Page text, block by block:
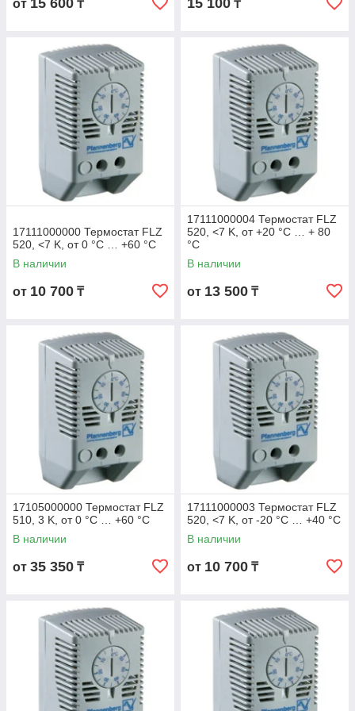
от 15 600 ₸ 15 100 ₸
17111000000 Термостат FLZ
520, <7 K, от 0 °C … +60 °C
В наличии
от 10 700 ₸
17111000004 Термостат FLZ
520, <7 K, от +20 °C … + 80
°C
В наличии
от 13 500 ₸
17105000000 Термостат FLZ
510, 3 K, от 0 °C … +60 °C
В наличии
от 35 350 ₸
17111000003 Термостат FLZ
520, <7 K, от -20 °C … +40 °C
В наличии
от 10 700 ₸